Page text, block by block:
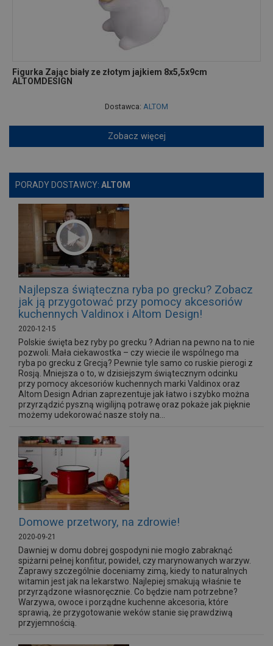
Figurka Zając biały ze złotym jajkiem 8x5,5x9cm
ALTOMDESIGN
Dostawca: ALTOM
Zobacz więcej
PORADY DOSTAWCY: ALTOM
Najlepsza świąteczna ryba po grecku? Zobacz
jak ją przygotować przy pomocy akcesoriów
kuchennych Valdinox i Altom Design!
2020-12-15
Polskie święta bez ryby po grecku ? Adrian na pewno na to nie
pozwoli. Mała ciekawostka – czy wiecie ile wspólnego ma
ryba po grecku z Grecją? Pewnie tyle samo co ruskie pierogi z
Rosją. Mniejsza o to, w dzisiejszym świątecznym odcinku
przy pomocy akcesoriów kuchennych marki Valdinox oraz
Altom Design Adrian zaprezentuje jak łatwo i szybko można
przyrządzić pyszną wigilijną potrawę oraz pokaże jak pięknie
możemy udekorować nasze stoły na...
Domowe przetwory, na zdrowie!
2020-09-21
Dawniej w domu dobrej gospodyni nie mogło zabraknąć
spiżarni pełnej konfitur, powideł, czy marynowanych warzyw.
Zaprawy szczególnie doceniamy zimą, kiedy to naturalnych
witamin jest jak na lekarstwo. Najlepiej smakują właśnie te
przyrządzone własnoręcznie. Co będzie nam potrzebne?
Warzywa, owoce i porządne kuchenne akcesoria, które
sprawią, że przygotowanie weków stanie się prawdziwą
przyjemnością.